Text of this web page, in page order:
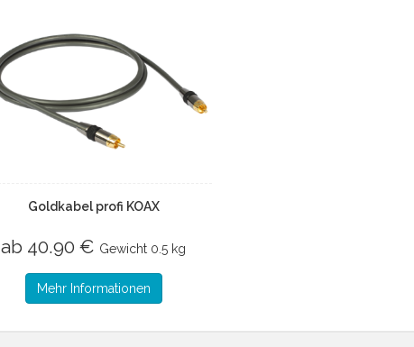
Goldkabel profi KOAX
ab 40.90 € Gewicht 0.5 kg
Mehr Informationen